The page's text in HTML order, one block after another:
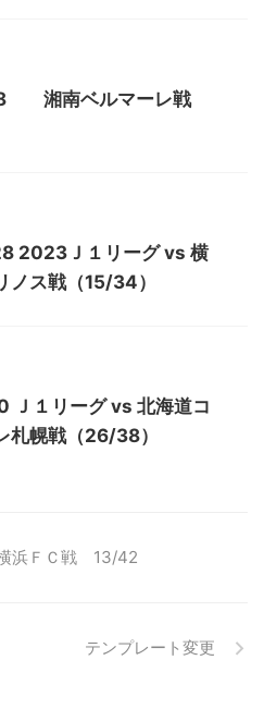
湘南ベルマーレ戦
2023Ｊ１リーグ vs 横
ノス戦（15/34）
Ｊ１リーグ vs 北海道コ
札幌戦（26/38）
浜ＦＣ戦 13/42
テンプレート変更